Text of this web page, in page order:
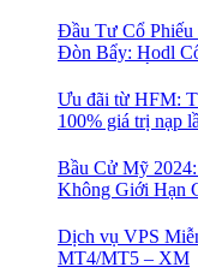
1:1000
Đầu Tư Cổ
Đòn Bẩy: Hodl
Nhuận Đều Đều |
CFD
Ưu đãi từ HFM:
100% giá trị nạp
Thị Trường Ngay!
Bầu Cử Mỹ
Không Giới Hạn
Dịch vụ VPS
MT4/MT5 – XM